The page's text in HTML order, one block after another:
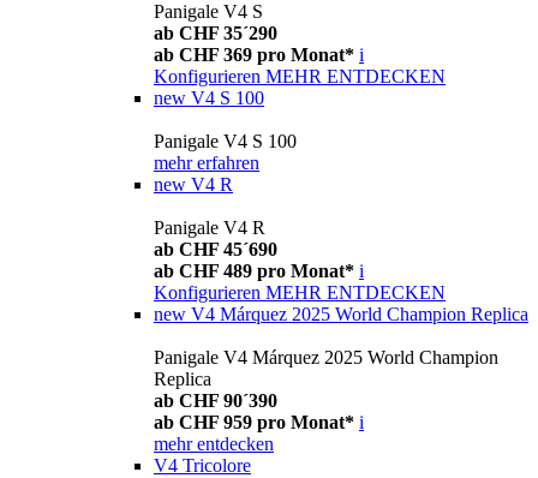
Panigale V4 S
ab CHF 35´290
ab CHF 369 pro Monat* i
Konfigurieren MEHR ENTDECKEN
new V4 S 100
Panigale V4 S 100
mehr erfahren
new V4 R
Panigale V4 R
ab CHF 45´690
ab CHF 489 pro Monat* i
Konfigurieren MEHR ENTDECKEN
new V4 Márquez 2025 World Champion Replica
Panigale V4 Márquez 2025 World Champion
Replica
ab CHF 90´390
ab CHF 959 pro Monat* i
mehr entdecken
V4 Tricolore